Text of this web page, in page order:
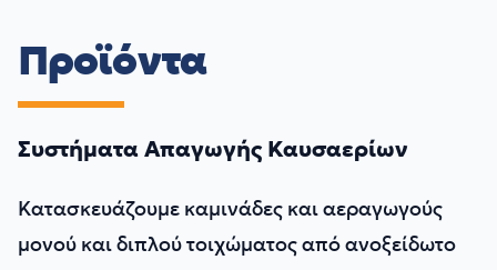
Προϊόντα
Συστήματα Απαγωγής Καυσαερίων
Κατασκευάζουμε καμινάδες και αεραγωγούς
μονού και διπλού τοιχώματος από ανοξείδωτο